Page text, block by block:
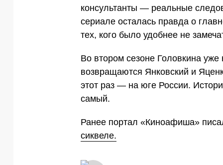
консультанты — реальные
сериале осталась правда о
тех, кого было удобнее не
Во втором сезоне Головкина
возвращаются Янковский и
этот раз — на юге России.
самый.
Ранее портал «Киноафиша»
сиквеле.